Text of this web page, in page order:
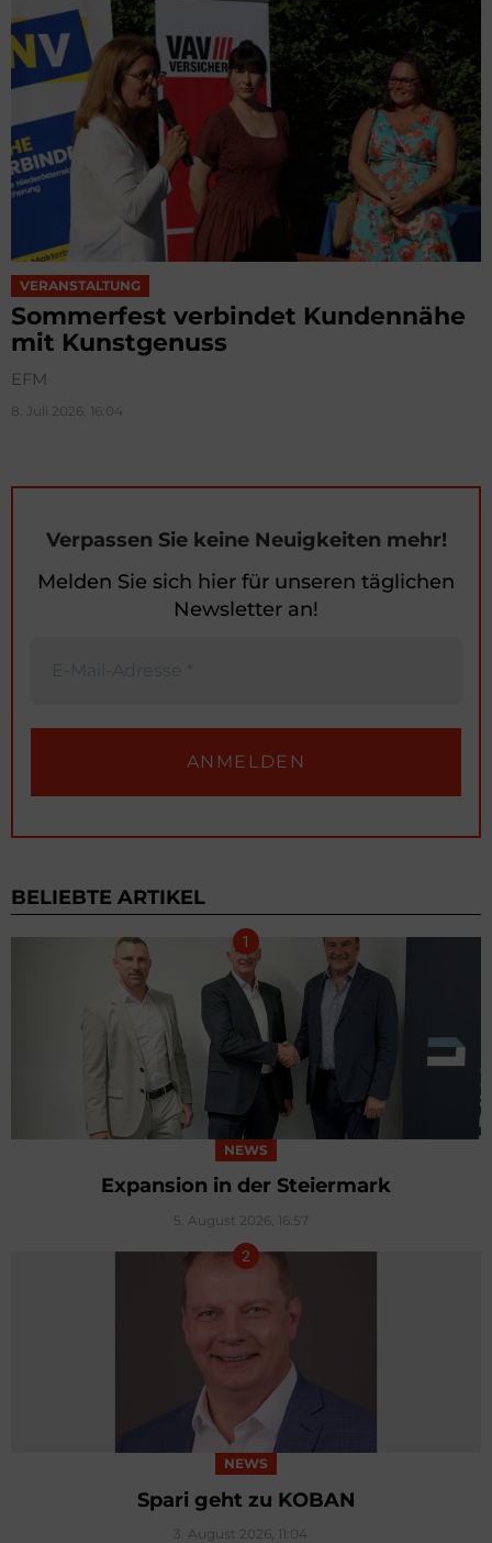
VERANSTALTUNG
Sommerfest verbindet Kundennähe
mit Kunstgenuss
EFM
8. Juli 2026, 16:04
Verpassen Sie keine Neuigkeiten mehr!
Melden Sie sich hier für unseren täglichen
Newsletter an!
BELIEBTE ARTIKEL
NEWS
Expansion in der Steiermark
5. August 2026, 16:57
NEWS
Spari geht zu KOBAN
3. August 2026, 11:04